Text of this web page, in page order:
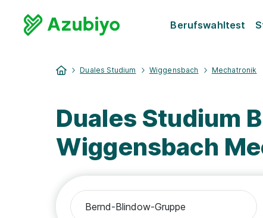
Berufswahltest
Duales Studium Wiggensbach Mechatronik
Duales Studium
Wiggensbach